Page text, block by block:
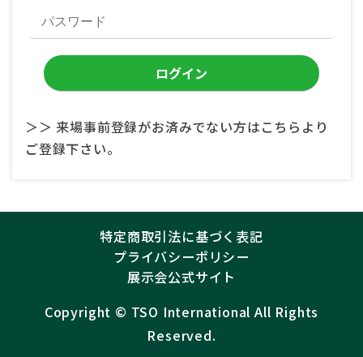
＞＞ 来場事前登録がお済みでない方はこちらより
ご登録下さい。
特定商取引法に基づく表記
プライバシーポリシー
展示会公式サイト
Copyright ©︎ TSO International All Rights
Reserved.